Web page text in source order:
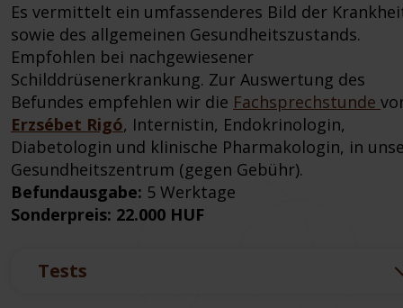
Es vermittelt ein umfassenderes Bild der
sowie des allgemeinen Gesundheitszustands.
Empfohlen bei nachgewiesener
Schilddrüsenerkrankung. Zur Auswertung des
Befundes empfehlen wir die Fachsprechstunde
Erzsébet Rigó, Internistin, Endokrinologin,
Diabetologin und klinische Pharmakologin, in
Gesundheitszentrum (gegen Gebühr).
Befundausgabe: 5 Werktage
Sonderpreis: 22.000 HUF
Tests